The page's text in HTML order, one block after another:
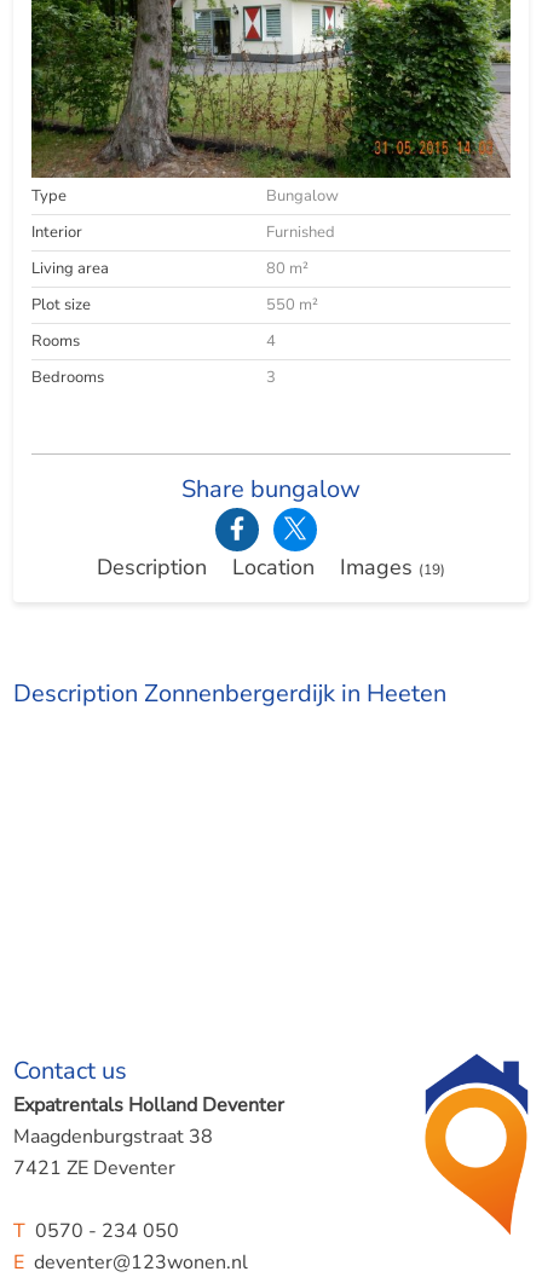
Type
Bungalow
Interior
Furnished
Living area
80 m²
Plot size
550 m²
Rooms
4
Bedrooms
3
Share bungalow
Description Location Images (19)
Description Zonnenbergerdijk in Heeten
Contact us
Expatrentals Holland Deventer
Maagdenburgstraat 38
7421 ZE Deventer
T0570 - 234 050
Edeventer@123wonen.nl